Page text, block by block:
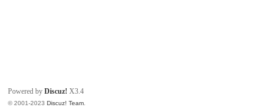
Powered byDiscuz! X3.4
© 2001-2023Discuz! Team